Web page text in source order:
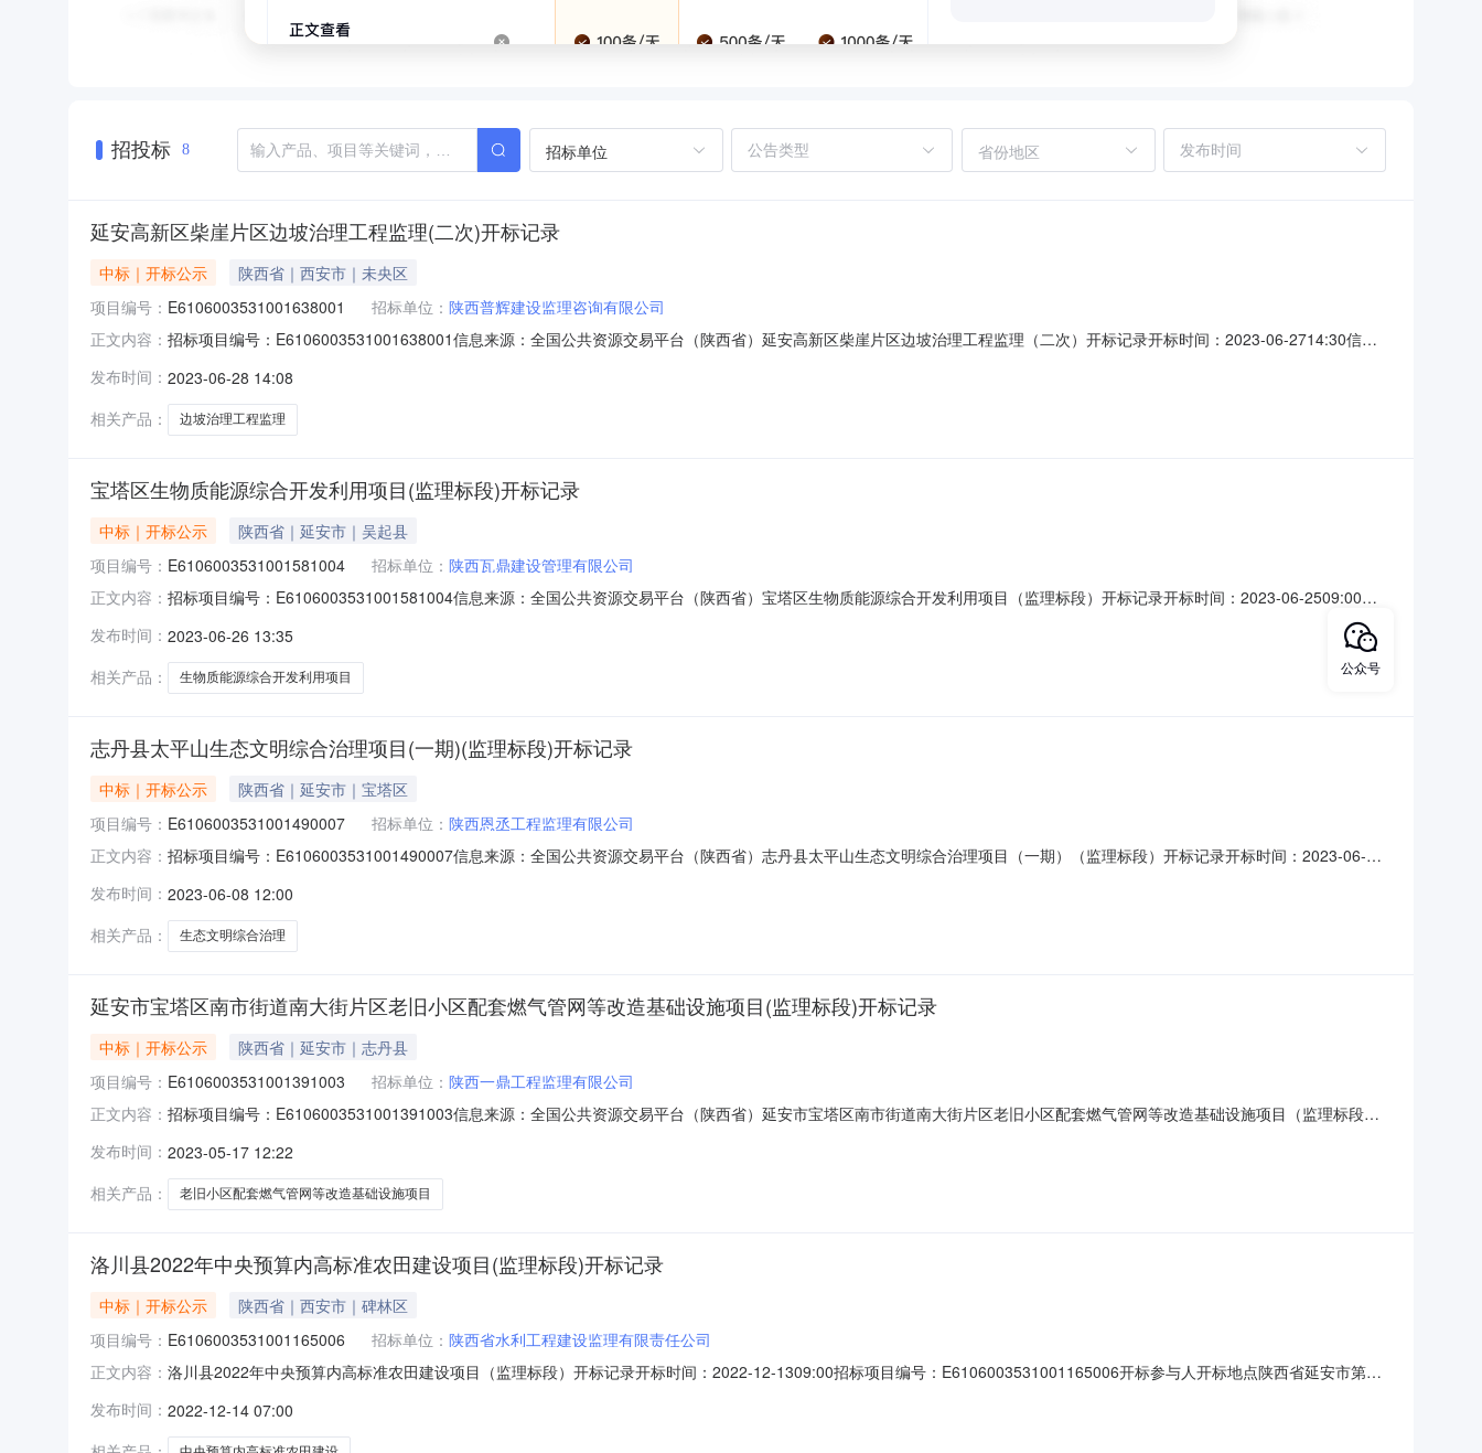
招投标 8 招标单位 省份地区
延安高新区柴崖片区边坡治理工程监理(二次)开标记录
中标｜开标公示
陕西省｜西安市｜未央区
项目编号： E6106003531001638001 招标单位： 陕西普辉建设监理咨询有限公司
正文内容： 招标项目编号：E6106003531001638001信息来源：全国公共资源交易平台（陕西省）延安高新区柴崖片区边坡治理工程监理（二次）开标记录开标时间：2023-06-2714:30信息
责人:郑翠英;报价:元/%;工期:0日历天;质量要求:;保证金金额:元,投标文件递交时间:2023-06-2509:59:48.99,投标人名称:中建华阳建设
发布时间： 2023-06-28 14:08
相关产品：
边坡治理工程监理
宝塔区生物质能源综合开发利用项目(监理标段)开标记录
中标｜开标公示
陕西省｜延安市｜吴起县
项目编号： E6106003531001581004 招标单位： 陕西瓦鼎建设管理有限公司
正文内容： 招标项目编号：E6106003531001581004信息来源：全国公共资源交易平台（陕西省）宝塔区生物质能源综合开发利用项目（监理标段）开标记录开标时间：2023-06-2509:00信
息来源：全国公共资源交易平台（陕西省）开标参与人开标地点陕西省延安市第一开标室开标时间2023-06-2509:00开标记录内容投标人名称:陕西瓦鼎建设管理有限公司;项目负责
人:李飞;报价:元/%;工期:0日历天;质量要求:;保证金金额:元,投标文件递交时间:,投标人名称:延安益合工程监理有限公司;项目负责人:刘娜;报价:元/%;
发布时间： 2023-06-26 13:35
相关产品：
生物质能源综合开发利用项目
志丹县太平山生态文明综合治理项目(一期)(监理标段)开标记录
中标｜开标公示
陕西省｜延安市｜宝塔区
项目编号： E6106003531001490007 招标单位： 陕西恩丞工程监理有限公司
正文内容： 招标项目编号：E6106003531001490007信息来源：全国公共资源交易平台（陕西省）志丹县太平山生态文明综合治理项目（一期）（监理标段）开标记录开标时间：2023-06-
项目负责人:杨为民;报价:元/%;工期:0日历天;质量要求:;保证金金额:元,投标文件递交时间:2023-06-0210:53:43.567,投标人名称:陕西
发布时间： 2023-06-08 12:00
相关产品：
生态文明综合治理
延安市宝塔区南市街道南大街片区老旧小区配套燃气管网等改造基础设施项目(监理标段)开标记录
中标｜开标公示
陕西省｜延安市｜志丹县
项目编号： E6106003531001391003 招标单位： 陕西一鼎工程监理有限公司
正文内容： 招标项目编号：E6106003531001391003信息来源：全国公共资源交易平台（陕西省）延安市宝塔区南市街道南大街片区老旧小区配套燃气管网等改造基础设施项目（监理标段）
称:陕西一鼎工程监理有限公司;项目负责人:叶红霞;报价:元/%;工期:0日历天;质量要求:;保证金金额:元,投标文件递交时间:,投标人名称:陕西九牛建设工程项目
发布时间： 2023-05-17 12:22
相关产品：
老旧小区配套燃气管网等改造基础设施项目
洛川县2022年中央预算内高标准农田建设项目(监理标段)开标记录
中标｜开标公示
陕西省｜西安市｜碑林区
项目编号： E6106003531001165006 招标单位： 陕西省水利工程建设监理有限责任公司
正文内容： 洛川县2022年中央预算内高标准农田建设项目（监理标段）开标记录开标时间：2022-12-1309:00招标项目编号：E6106003531001165006开标参与人开标地点陕西省延安市第一
时间:,投标人名称:陕西大丰建设项目管理咨询有限公司;项目负责人:晁阳;报价:元/%;工期:0日历天;质量要求:;保证金金额:元,投标文
发布时间： 2022-12-14 07:00
公众号